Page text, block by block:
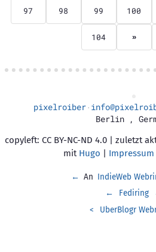
97 98 99 100
104 »
pixelroiber·
Berlin ,
copyleft: CC BY-NC-ND 4.0 | zuletzt
mit Hugo |
← An IndieWeb
←
Fediring
<
UberBlogr